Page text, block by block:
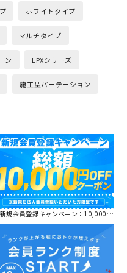
ホワイトタイプ
マルチタイプ
ン LPXシリーズ
施工型パーテーション
新規会員登録キャンペーン：10,000円OFFクーポン進呈中！